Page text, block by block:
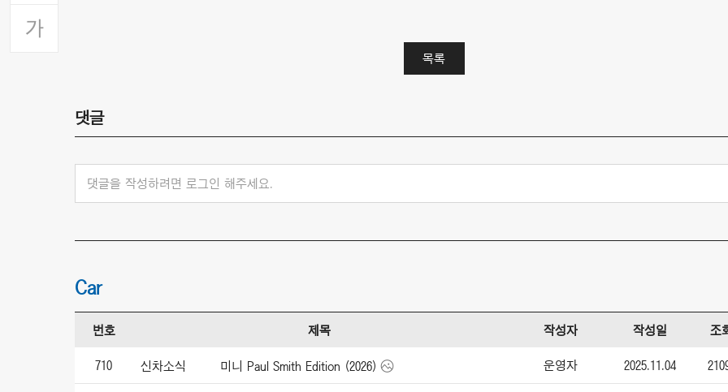
목록
댓글
댓글을 작성하려면 로그인 해주세요.
Car
번호 제목 작성자 작성일 조
710 신차소식 미니 Paul Smith Edition (2026) 운영자 2025.11.04